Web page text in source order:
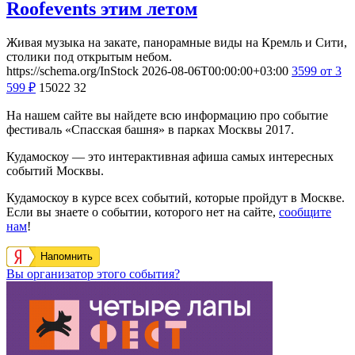
Roofevents этим летом
Живая музыка на закате, панорамные виды на Кремль и Сити,
столики под открытым небом.
https://schema.org/InStock 2026-08-06T00:00:00+03:00 3599 от 3
599 ₽ 15022 32
На нашем сайте вы найдете всю информацию про событие
фестиваль «Спасская башня» в парках Москвы 2017.
Кудамоскоу — это интерактивная афиша самых интересных
событий Москвы.
Кудамоскоу в курсе всех событий, которые пройдут в Москве.
Если вы знаете о событии, которого нет на сайте, сообщите
нам!
Напомнить
Вы организатор этого события?